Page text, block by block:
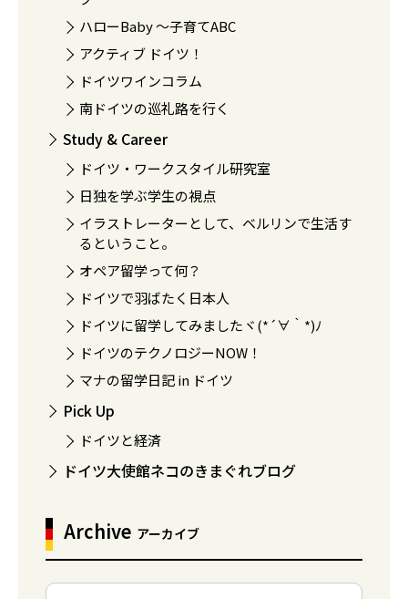
ハローBaby 〜子育てABC
アクティブ ドイツ！
ドイツワインコラム
南ドイツの巡礼路を行く
Study & Career
ドイツ・ワークスタイル研究室
日独を学ぶ学生の視点
イラストレーターとして、ベルリンで生活す
るということ。
オペア留学って何？
ドイツで羽ばたく日本人
ドイツに留学してみましたヾ(*´∀｀*)ﾉ
ドイツのテクノロジーNOW！
マナの留学日記 in ドイツ
Pick Up
ドイツと経済
ドイツ大使館ネコのきまぐれブログ
Archive アーカイブ